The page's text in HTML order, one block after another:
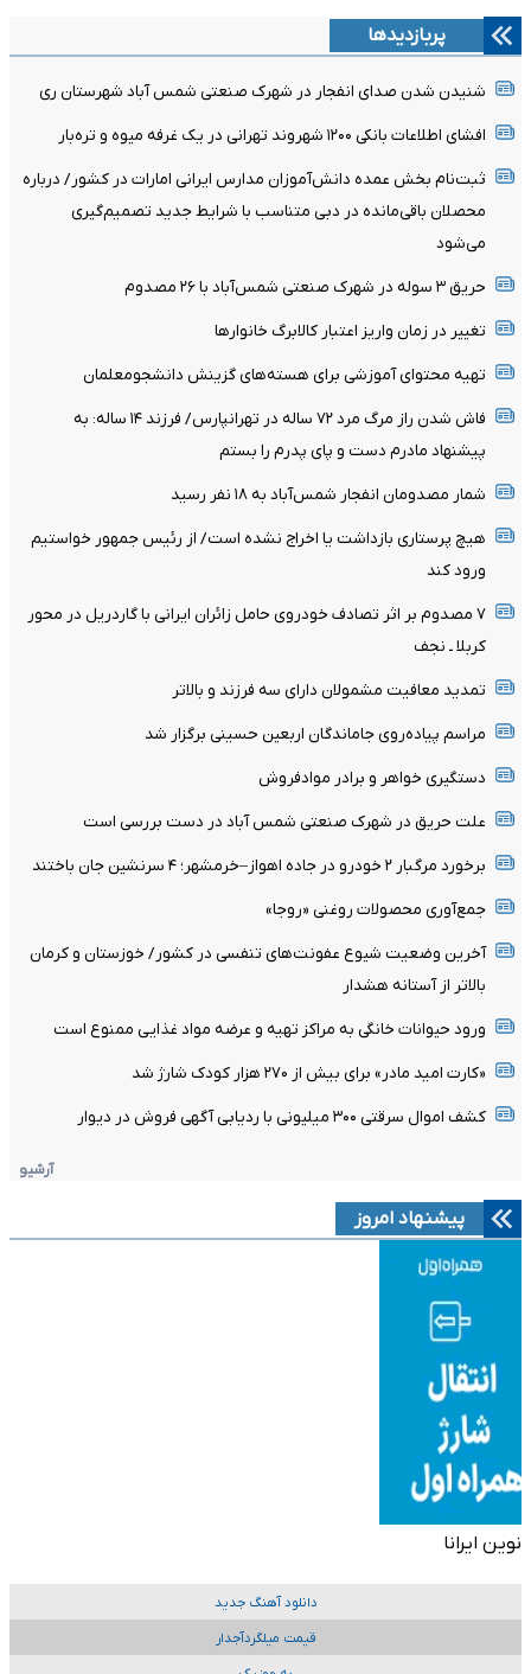
پربازدیدها
شنیدن شدن صدای انفجار در شهرک صنعتی شمس آباد شهرستان ری
افشای اطلاعات بانکی ۱۲۰۰ شهروند تهرانی در یک غرفه میوه و تره‌بار
ثبت‌نام بخش عمده دانش‌آموزان مدارس ایرانی امارات در کشور/ درباره
محصلان باقی‌مانده در دبی متناسب با شرایط جدید تصمیم‌گیری
می‌شود
حریق ۳ سوله در شهرک صنعتی شمس‌آباد با ۲۶ مصدوم
تغییر در زمان واریز اعتبار کالابرگ خانوار‌ها
تهیه محتوای آموزشی برای هسته‌های گزینش دانشجومعلمان
فاش شدن راز مرگ مرد ۷۲ ساله در تهرانپارس/ فرزند ۱۴ ساله: به
پیشنهاد مادرم دست و پای پدرم را بستم
شمار مصدومان انفجار شمس‌آباد به ۱۸ نفر رسید
هیچ پرستاری بازداشت یا اخراج نشده است/ از رئیس جمهور خواستیم
ورود کند
۷ مصدوم بر اثر تصادف خودروی حامل زائران ایرانی با گاردریل در محور
کربلا ـ نجف
تمدید معافیت مشمولان دارای سه فرزند و بالا‌تر
مراسم پیاده‌روی جاماندگان اربعین حسینی برگزار شد
دستگیری خواهر و برادر موادفروش
علت حریق در شهرک صنعتی شمس آباد در دست بررسی است
برخورد مرگبار ۲ خودرو در جاده اهواز–خرمشهر؛ ۴ سرنشین جان باختند
جمع‌آوری محصولات روغنی «روجا»
آخرین وضعیت شیوع عفونت‌های تنفسی در کشور/ خوزستان و کرمان
بالاتر از آستانه هشدار
ورود حیوانات خانگی به مراکز تهیه و عرضه مواد غذایی ممنوع است
«کارت امید مادر» برای بیش از ۲۷۰ هزار کودک شارژ شد
کشف اموال سرقتی ۳۰۰ میلیونی با ردیابی آگهی فروش در دیوار
آرشیو
پیشنهاد امروز
نوین ایرانا
دانلود آهنگ جدید
قیمت میلگردآجدار